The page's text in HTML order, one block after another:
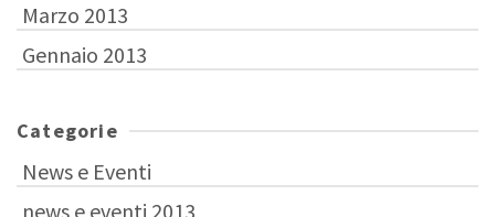
Marzo 2013
Gennaio 2013
Categorie
News e Eventi
news e eventi 2013